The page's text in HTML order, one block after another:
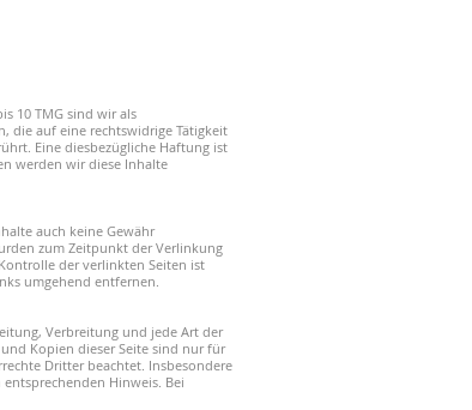
10 TMG sind wir als
die auf eine rechtswidrige Tätigkeit
Eine diesbezügliche Haftung ist
werden wir diese Inhalte
auch keine Gewähr
zum Zeitpunkt der Verlinkung
der verlinkten Seiten ist
umgehend entfernen.
Verbreitung und jede Art der
Kopien dieser Seite sind nur für
Dritter beachtet. Insbesondere
Hinweis. Bei